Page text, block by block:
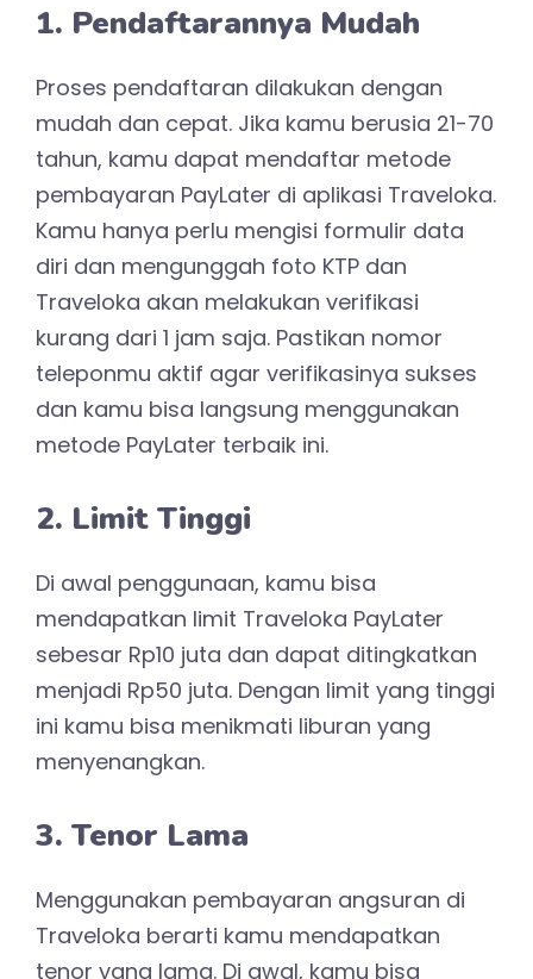
1. Pendaftarannya Mudah
Proses pendaftaran dilakukan dengan
mudah dan cepat. Jika kamu berusia 21-70
tahun, kamu dapat mendaftar metode
pembayaran PayLater di aplikasi Traveloka.
Kamu hanya perlu mengisi formulir data
diri dan mengunggah foto KTP dan
Traveloka akan melakukan verifikasi
kurang dari 1 jam saja. Pastikan nomor
teleponmu aktif agar verifikasinya sukses
dan kamu bisa langsung menggunakan
metode PayLater terbaik ini.
2. Limit Tinggi
Di awal penggunaan, kamu bisa
mendapatkan limit Traveloka PayLater
sebesar Rp10 juta dan dapat ditingkatkan
menjadi Rp50 juta. Dengan limit yang tinggi
ini kamu bisa menikmati liburan yang
menyenangkan.
3. Tenor Lama
Menggunakan pembayaran angsuran di
Traveloka berarti kamu mendapatkan
tenor yang lama. Di awal, kamu bisa